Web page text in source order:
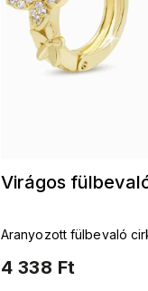
Virágos
4 338 Ft
Aranyozott fülbevaló